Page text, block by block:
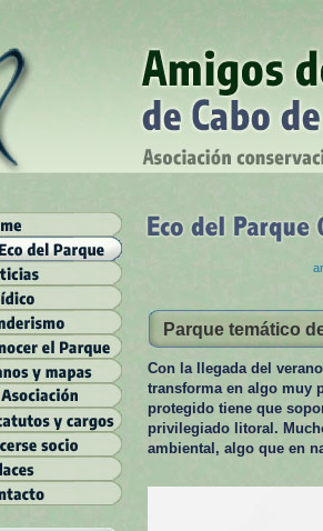
Parque temático
Con la llegada del
transforma en algo muy
protegido tiene que
privilegiado litoral.
ambiental, algo que en